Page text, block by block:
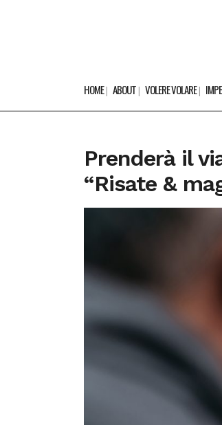
HOME ABOUT VOLERE VOLARE
Prenderà il
“Risate &